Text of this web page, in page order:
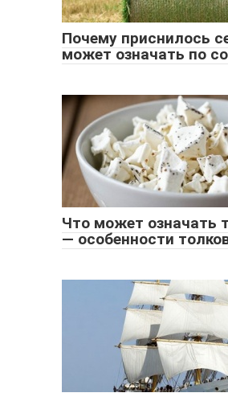
Почему приснилось
может означать по
Что может означать
— особенности